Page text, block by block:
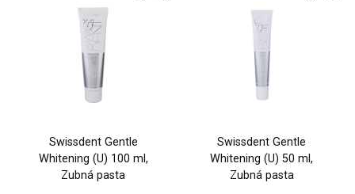
Swissdent Gentle
Whitening (U) 100 ml,
Zubná pasta
Swissdent Gentle
Whitening (U) 50 ml,
Zubná pasta